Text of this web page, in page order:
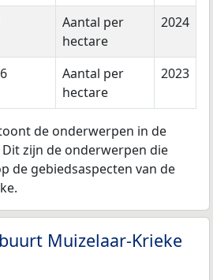
Aantal per
hectare
2024
Aantal per
hectare
2023
de onderwerpen in de
zijn de onderwerpen die
de gebiedsaspecten van de
Muizelaar-Krieke